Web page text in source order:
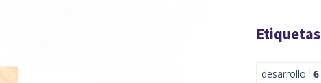
Etiquetas
desarrollo 6